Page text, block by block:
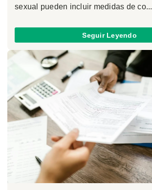
sexual pueden incluir medidas de co...
Seguir Leyendo